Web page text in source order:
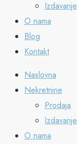
Izdavanje
O nama
Blog
Kontakt
Naslovna
Nekretnine
Prodaja
Izdavanje
O nama